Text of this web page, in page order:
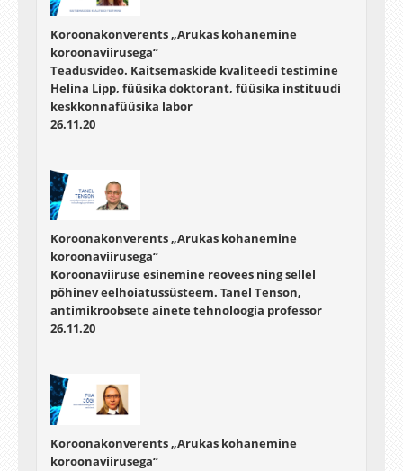
Koroonakonverents „Arukas kohanemine
koroonaviirusega“
Teadusvideo. Kaitsemaskide kvaliteedi testimine
Helina Lipp, füüsika doktorant, füüsika instituudi
keskkonnafüüsika labor
26.11.20
Koroonakonverents „Arukas kohanemine
koroonaviirusega“
Koroonaviiruse esinemine reovees ning sellel
põhinev eelhoiatussüsteem. Tanel Tenson,
antimikroobsete ainete tehnoloogia professor
26.11.20
Koroonakonverents „Arukas kohanemine
koroonaviirusega“